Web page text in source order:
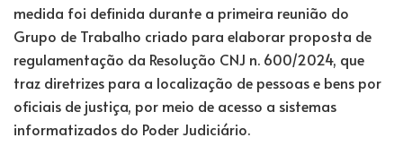
medida foi definida durante a primeira reunião do
Grupo de Trabalho criado para elaborar proposta de
regulamentação da Resolução CNJ n. 600/2024, que
traz diretrizes para a localização de pessoas e bens por
oficiais de justiça, por meio de acesso a sistemas
informatizados do Poder Judiciário.